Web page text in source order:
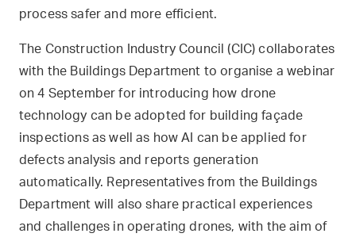
process safer and more efficient.
The Construction Industry Council (CIC) collaborates
with the Buildings Department to organise a webinar
on 4 September for introducing how drone
technology can be adopted for building façade
inspections as well as how AI can be applied for
defects analysis and reports generation
automatically. Representatives from the Buildings
Department will also share practical experiences
and challenges in operating drones, with the aim of